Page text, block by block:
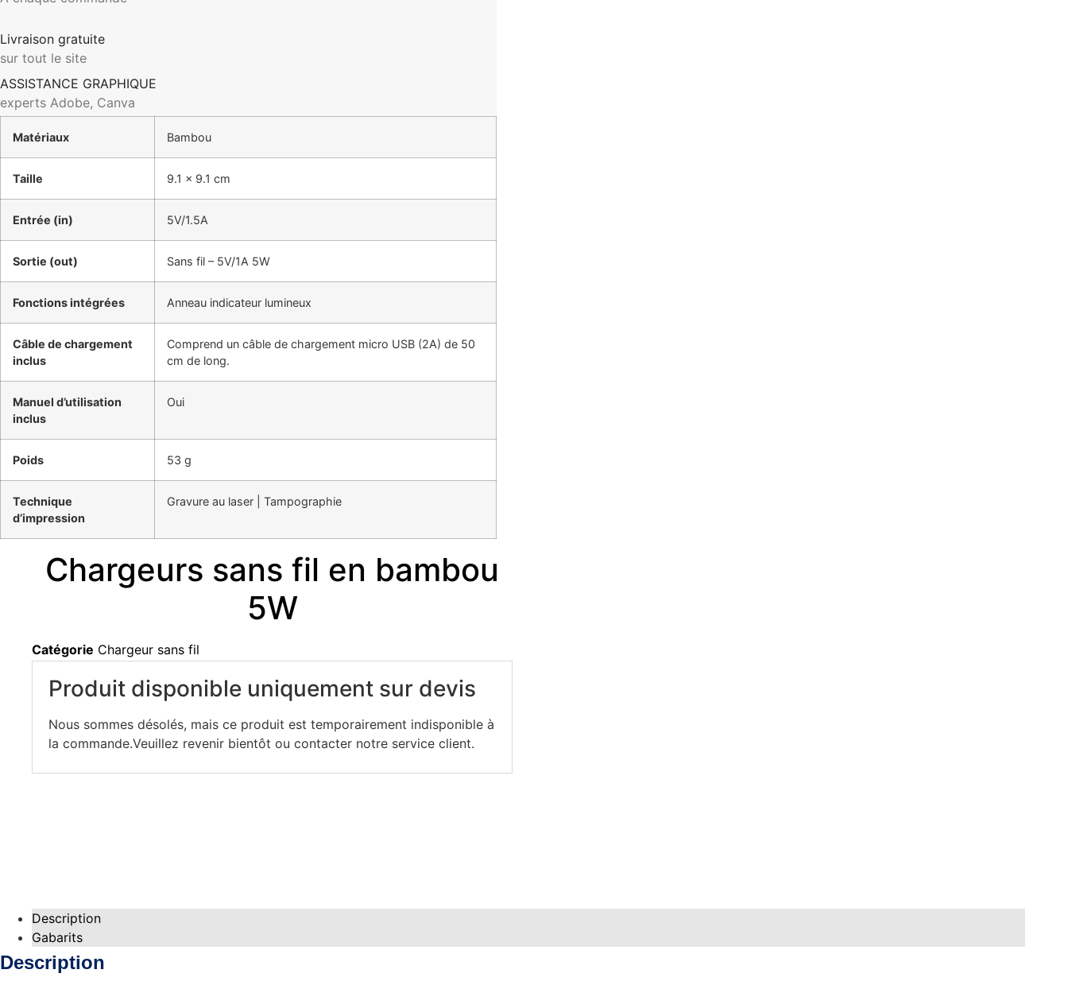
Livraison gratuite
sur tout le site
ASSISTANCE GRAPHIQUE
experts Adobe, Canva
Matériaux Bambou
Taille 9.1 x 9.1 cm
Entrée (in) 5V/1.5A
Sortie (out) Sans fil – 5V/1A 5W
Fonctions intégrées Anneau indicateur lumineux
Câble de chargement
inclus
Comprend un câble de chargement micro USB (2A) de 50
cm de long.
Manuel d’utilisation
inclus
Oui
Poids 53 g
Technique
d’impression
Gravure au laser | Tampographie
Chargeurs sans fil en bambou
5W
Catégorie Chargeur sans fil
Produit disponible uniquement sur devis
Nous sommes désolés, mais ce produit est temporairement indisponible à
la commande.Veuillez revenir bientôt ou contacter notre service client.
Description
Gabarits
Description